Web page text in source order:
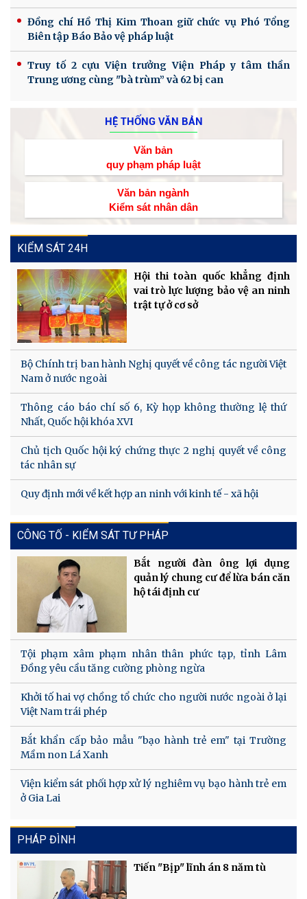
Đồng chí Hồ Thị Kim Thoan giữ chức vụ Phó Tổng
Biên tập Báo Bảo vệ pháp luật
Truy tố 2 cựu Viện trưởng Viện Pháp y tâm thần
Trung ương cùng "bà trùm” và 62 bị can
HỆ THỐNG VĂN BẢN
Văn bản
quy phạm pháp luật
Văn bản ngành
Kiểm sát nhân dân
KIỂM SÁT 24H
Hội thi toàn quốc khẳng định
vai trò lực lượng bảo vệ an ninh
trật tự ở cơ sở
Bộ Chính trị ban hành Nghị quyết về công tác người Việt
Nam ở nước ngoài
Thông cáo báo chí số 6, Kỳ họp không thường lệ thứ
Nhất, Quốc hội khóa XVI
Chủ tịch Quốc hội ký chứng thực 2 nghị quyết về công
tác nhân sự
Quy định mới về kết hợp an ninh với kinh tế - xã hội
CÔNG TỐ - KIỂM SÁT TƯ PHÁP
Bắt người đàn ông lợi dụng
quản lý chung cư để lừa bán căn
hộ tái định cư
Tội phạm xâm phạm nhân thân phức tạp, tỉnh Lâm
Đồng yêu cầu tăng cường phòng ngừa
Khởi tố hai vợ chồng tổ chức cho người nước ngoài ở lại
Việt Nam trái phép
Bắt khẩn cấp bảo mẫu "bạo hành trẻ em" tại Trường
Mầm non Lá Xanh
Viện kiểm sát phối hợp xử lý nghiêm vụ bạo hành trẻ em
ở Gia Lai
PHÁP ĐÌNH
Tiến "Bịp" lĩnh án 8 năm tù